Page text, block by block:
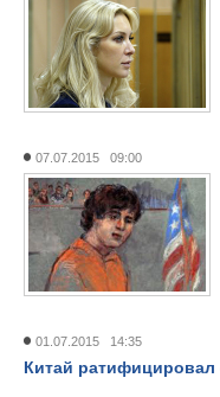
07.07.2015 09:00
01.07.2015 14:35
Китай